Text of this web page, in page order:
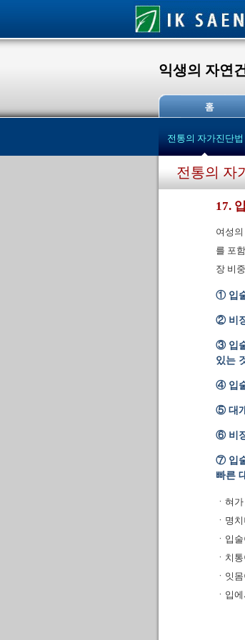
익생의 자연
전통의 자가진단법
전통의 자
17.
여성
를 포
장 비
① 입
② 비
③ 입
있는
④ 입
⑤ 대
⑥ 비
⑦ 입
빠른
ㆍ혀
ㆍ명
ㆍ입
ㆍ치
ㆍ잇
ㆍ입